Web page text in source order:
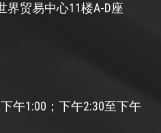
界贸易中心11楼A-D座
午1:00；下午2:30至下午